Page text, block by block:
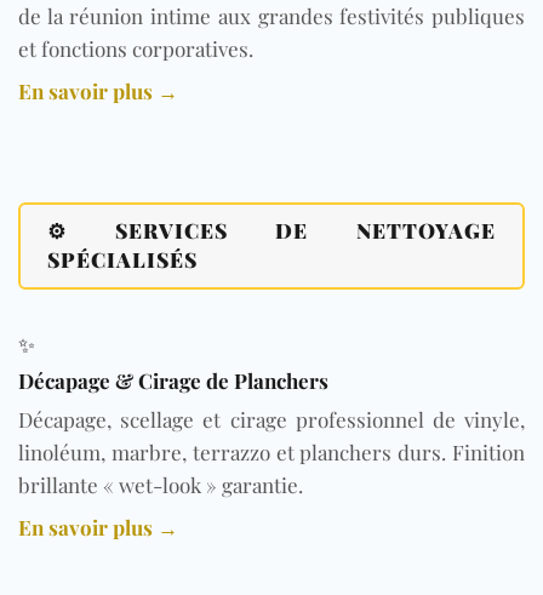
de la réunion intime aux grandes festivités publiques
et fonctions corporatives.
En savoir plus →
⚙️ SERVICES DE NETTOYAGE
SPÉCIALISÉS
✨
Décapage & Cirage de Planchers
Décapage, scellage et cirage professionnel de vinyle,
linoléum, marbre, terrazzo et planchers durs. Finition
brillante « wet-look » garantie.
En savoir plus →